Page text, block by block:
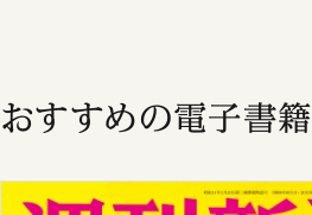
おすすめの電子書籍